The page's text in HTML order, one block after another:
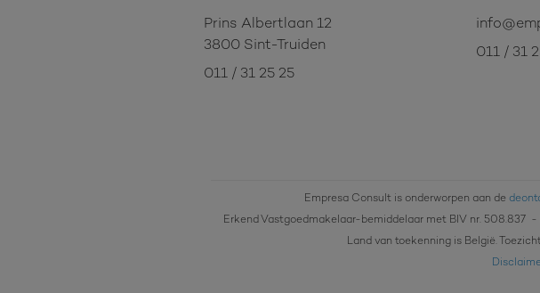
Prins Albertlaan 12
3800 Sint-Truiden
011 / 31 25 25
011 / 31
Empresa Consult is onderworpen aan de
Erkend Vastgoedmakelaar-bemiddelaar met BIV nr. 508.837
-
Land van toekenning is België.